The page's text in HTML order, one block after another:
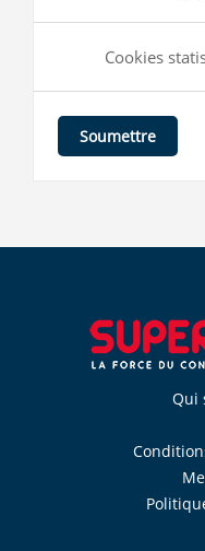
Cookies
Soumettre
Qui